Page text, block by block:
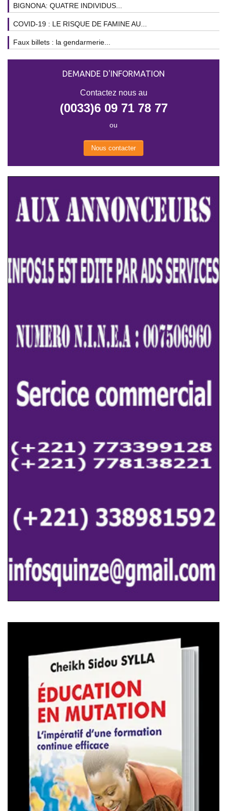
BIGNONA: QUATRE INDIVIDUS...
COVID-19 : LE RISQUE DE FAMINE AU...
Faux billets : la gendarmerie...
DEMANDE D'INFORMATION
Contactez nous au
(0033)6 09 71 78 77
ou
Nous contacter